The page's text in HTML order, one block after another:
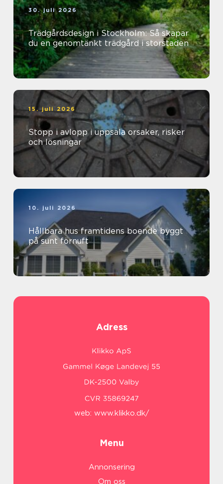
30. juli 2026
Trädgårdsdesign i Stockholm: Så skapar
du en genomtänkt trädgård i storstaden
15. juli 2026
Stopp i avlopp i uppsala orsaker, risker
och lösningar
10. juli 2026
Hållbara hus framtidens boende byggt
på sunt förnuft
Adress
web: www.klikko.dk/
Menu
Annonsering
Om oss